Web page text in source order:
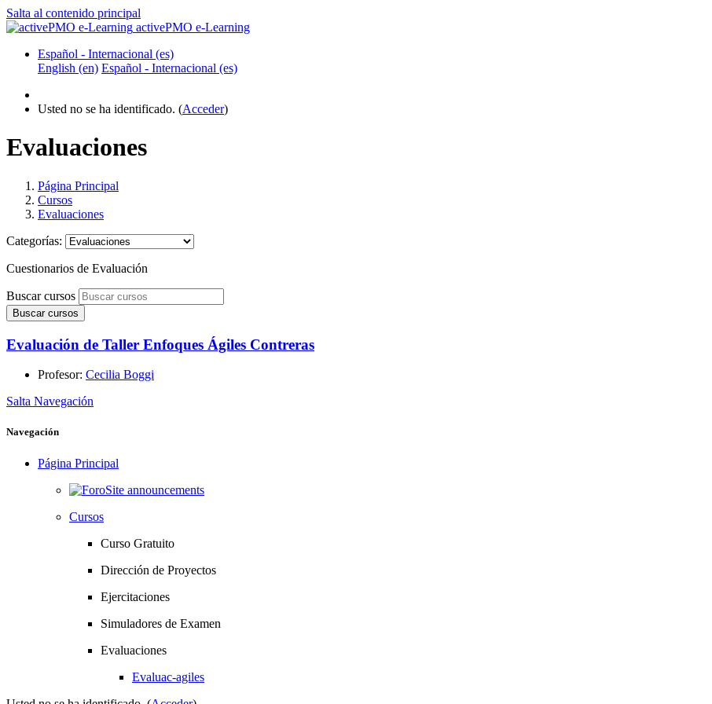
Salta al contenido principal
activePMO e-Learning
Español - Internacional ‎(es)‎
English ‎(en)‎ Español - Internacional ‎(es)‎
Usted no se ha identificado. (Acceder)
Evaluaciones
Página Principal
Cursos
Evaluaciones
Categorías:
Cuestionarios de Evaluación
Buscar cursos
Buscar cursos
Evaluación de Taller Enfoques Ágiles Contreras
Profesor: Cecilia Boggi
Salta Navegación
Navegación
Página Principal
Site announcements
Cursos
Curso Gratuito
Dirección de Proyectos
Ejercitaciones
Simuladores de Examen
Evaluaciones
Evaluac-agiles